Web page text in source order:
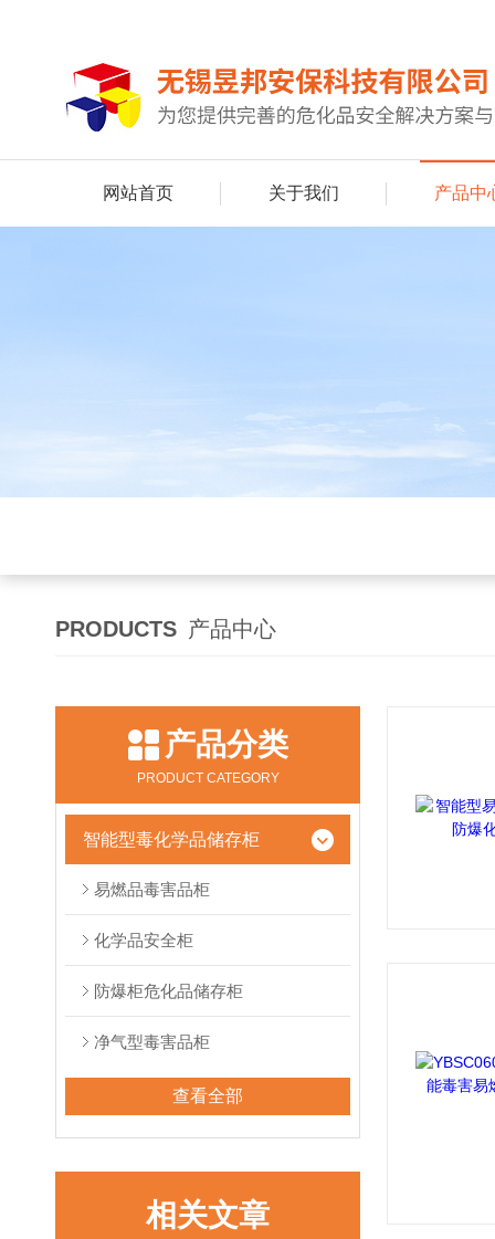
网站首页 关于我们 产品中
PRODUCTS 产品中心
产品分类
PRODUCT CATEGORY
智能型毒化学品储存柜
易燃品毒害品柜
化学品安全柜
防爆柜危化品储存柜
净气型毒害品柜
查看全部
相关文章